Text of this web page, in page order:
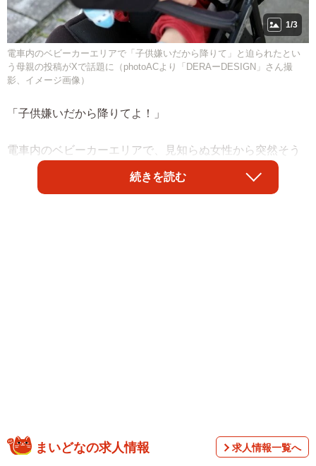
1/3
電車内のベビーカーエリアで「子供嫌いだから降りて」と迫られたとい
う母親の投稿がXで話題に（photoACより「DERAーDESIGN」さん撮
影、イメージ画像）
「子供嫌いだから降りてよ！」
電車内のベビーカーエリアで、見知らぬ女性から突然そう
言われた…。この体験をXに投稿し、大きな反響を呼んだの
は、5カ月（現在は6カ月）の赤ちゃんを育てる母親、すい
投稿には、ベビーカー利用をめぐるやり取りが生々しく綴
られている。相手は「荷物が多いから降りて」と主張し、
続きを読む
まいどなの求人情報 求人情報一覧へ